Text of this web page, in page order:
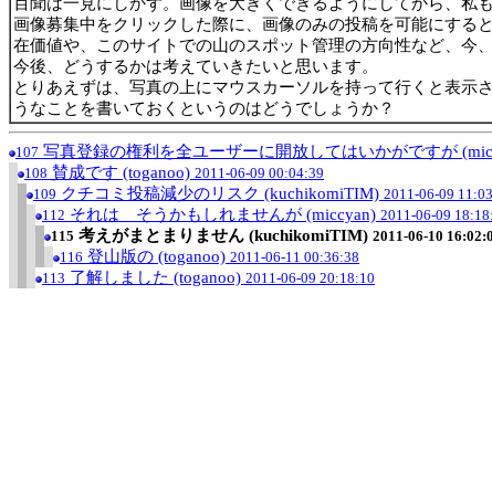
画像募集中をクリックした際に、画像のみの投稿を可能にする
在価値や、このサイトでの山のスポット管理の方向性など、今
今後、どうするかは考えていきたいと思います。
とりあえずは、写真の上にマウスカーソルを持って行くと表示
うなことを書いておくというのはどうでしょうか？
107 写真登録の権利を全ユーザーに開放してはいかがですが
108 賛成です (toganoo) 2011-06-09 00:04:39
109 クチコミ投稿減少のリスク (kuchikomiTIM) 2011-06-09
112 それは そうかもしれませんが (miccyan) 2011-06-09
115 考えがまとまりません (kuchikomiTIM) 2011-06-10
116 登山版の (toganoo) 2011-06-11 00:36:38
113 了解しました (toganoo) 2011-06-09 20:18:10